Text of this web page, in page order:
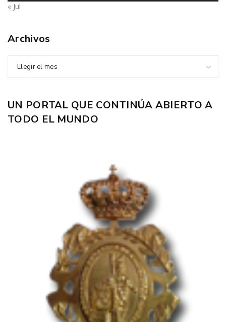
« Jul
Archivos
Elegir el mes
UN PORTAL QUE CONTINÚA ABIERTO A
TODO EL MUNDO